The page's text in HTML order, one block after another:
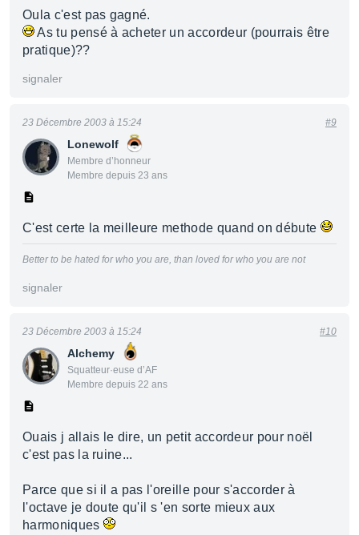
Oula c'est pas gagné.
As tu pensé à acheter un accordeur (pourrais être
pratique)??
signaler
Lonewolf
Membre d’honneur
Membre depuis 23 ans
23 Décembre 2003 à 15:24 #9
C'est certe la meilleure methode quand on débute
Better to be hated for who you are, than loved for who you are not
signaler
Alchemy
Squatteur·euse d’AF
Membre depuis 22 ans
23 Décembre 2003 à 15:24 #10
Ouais j allais le dire, un petit accordeur pour noël
c'est pas la ruine...
Parce que si il a pas l'oreille pour s'accorder à
l'octave je doute qu'il s 'en sorte mieux aux
harmoniques